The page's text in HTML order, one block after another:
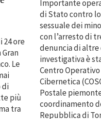
24 ore
Le
di
più
tra
Importante
di Stato contro
sessuale dei
con l’arresto di
denuncia di altre
investigativa è
Centro
Cibernetica
Postale
coordinamento
Repubblica di